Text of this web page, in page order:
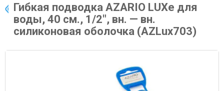
Гибкая подводка AZARIO LUXe для
воды, 40 см., 1/2″, вн. — вн.
силиконовая оболочка (AZLux703)